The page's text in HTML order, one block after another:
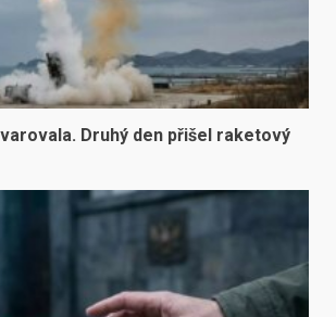
Druhý den přišel raketový